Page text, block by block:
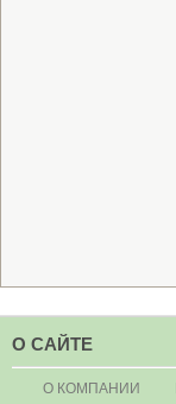
О САЙТЕ
О КОМПАНИИ